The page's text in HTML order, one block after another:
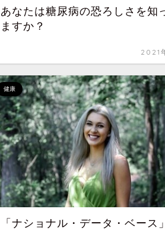
あなたは糖尿病の恐ろしさを知
ますか？
2021
健康
「ナショナル・データ・ベース